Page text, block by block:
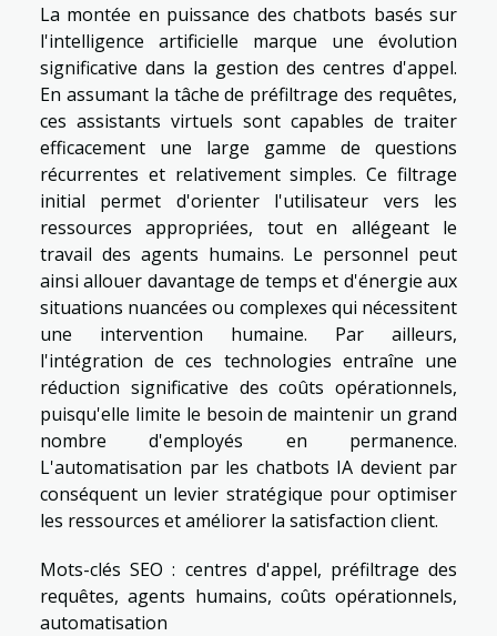
La montée en puissance des chatbots basés sur
l'intelligence artificielle marque une évolution
significative dans la gestion des centres d'appel.
En assumant la tâche de préfiltrage des requêtes,
ces assistants virtuels sont capables de traiter
efficacement une large gamme de questions
récurrentes et relativement simples. Ce filtrage
initial permet d'orienter l'utilisateur vers les
ressources appropriées, tout en allégeant le
travail des agents humains. Le personnel peut
ainsi allouer davantage de temps et d'énergie aux
situations nuancées ou complexes qui nécessitent
une intervention humaine. Par ailleurs,
l'intégration de ces technologies entraîne une
réduction significative des coûts opérationnels,
puisqu'elle limite le besoin de maintenir un grand
nombre d'employés en permanence.
L'automatisation par les chatbots IA devient par
conséquent un levier stratégique pour optimiser
les ressources et améliorer la satisfaction client.
Mots-clés SEO : centres d'appel, préfiltrage des
requêtes, agents humains, coûts opérationnels,
automatisation